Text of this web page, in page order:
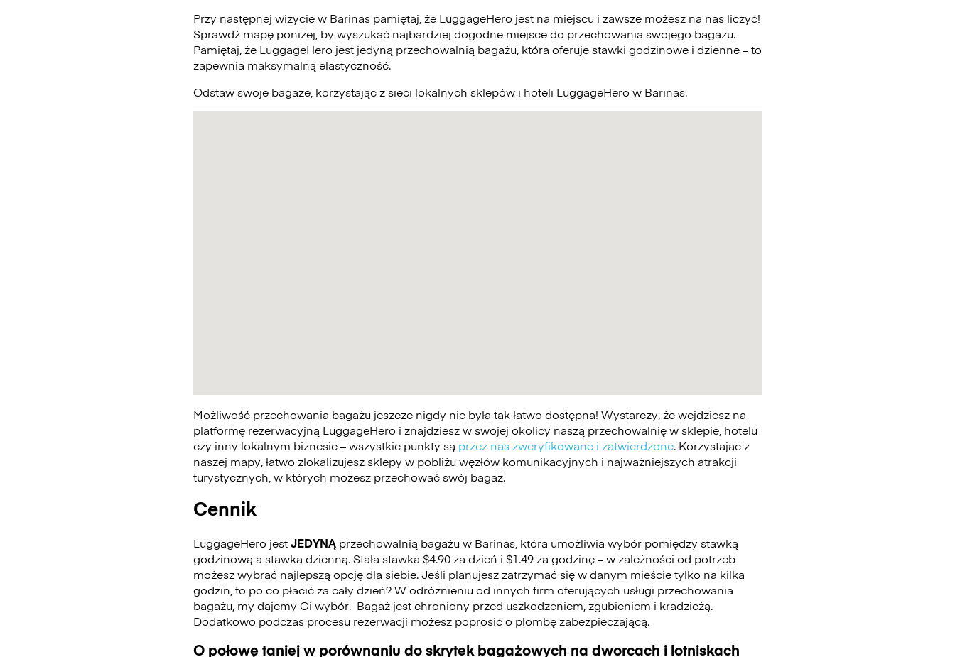
Przy następnej wizycie w Barinas pamiętaj, że LuggageHero jest na miejscu i zawsze możesz na nas liczyć!
Sprawdź mapę poniżej, by wyszukać najbardziej dogodne miejsce do przechowania swojego bagażu.
Pamiętaj, że LuggageHero jest jedyną przechowalnią bagażu, która oferuje stawki godzinowe i dzienne – to
zapewnia maksymalną elastyczność.
Odstaw swoje bagaże, korzystając z sieci lokalnych sklepów i hoteli LuggageHero w Barinas.
Możliwość przechowania bagażu jeszcze nigdy nie była tak łatwo dostępna! Wystarczy, że wejdziesz na
platformę rezerwacyjną LuggageHero i znajdziesz w swojej okolicy naszą przechowalnię w sklepie, hotelu
czy inny lokalnym biznesie – wszystkie punkty są przez nas zweryfikowane i zatwierdzone. Korzystając z
naszej mapy, łatwo zlokalizujesz sklepy w pobliżu węzłów komunikacyjnych i najważniejszych atrakcji
turystycznych, w których możesz przechować swój bagaż.
Cennik
LuggageHero jestJEDYNĄ przechowalnią bagażu w Barinas, która umożliwia wybór pomiędzy stawką
godzinową a stawką dzienną. Stała stawka $4.90 za dzień i $1.49 za godzinę – w zależności od potrzeb
możesz wybrać najlepszą opcję dla siebie. Jeśli planujesz zatrzymać się w danym mieście tylko na kilka
godzin, to po co płacić za cały dzień? W odróżnieniu od innych firm oferujących usługi przechowania
bagażu, my dajemy Ci wybór. Bagaż jest chroniony przed uszkodzeniem, zgubieniem i kradzieżą.
Dodatkowo podczas procesu rezerwacji możesz poprosić o plombę zabezpieczającą.
O połowę taniej w porównaniu do skrytek bagażowych na dworcach i lotniskach